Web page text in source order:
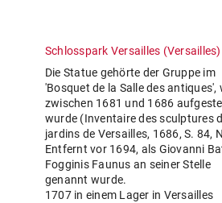
Schlosspark Versailles (Versailles)
Die Statue gehörte der Gruppe im
'Bosquet de la Salle des antiques',
zwischen 1681 und 1686
wurde (Inventaire des sculptures
jardins de Versailles, 1686, S. 84,
Entfernt vor 1694, als Giovanni
Fogginis Faunus an seiner Stelle
genannt wurde.
1707 in einem Lager in Versailles